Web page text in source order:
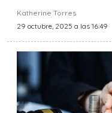
Katherine Torres
29 octubre, 2025 a las 16:49